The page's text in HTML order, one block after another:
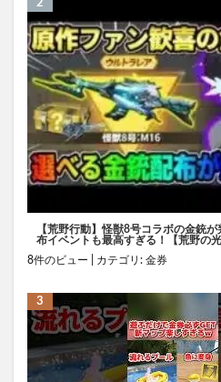
【荒野行動】怪獣8号コラボの金銃
布イベントも最高すぎる！【荒野の光
8件のビュー
カテゴリ: 金券